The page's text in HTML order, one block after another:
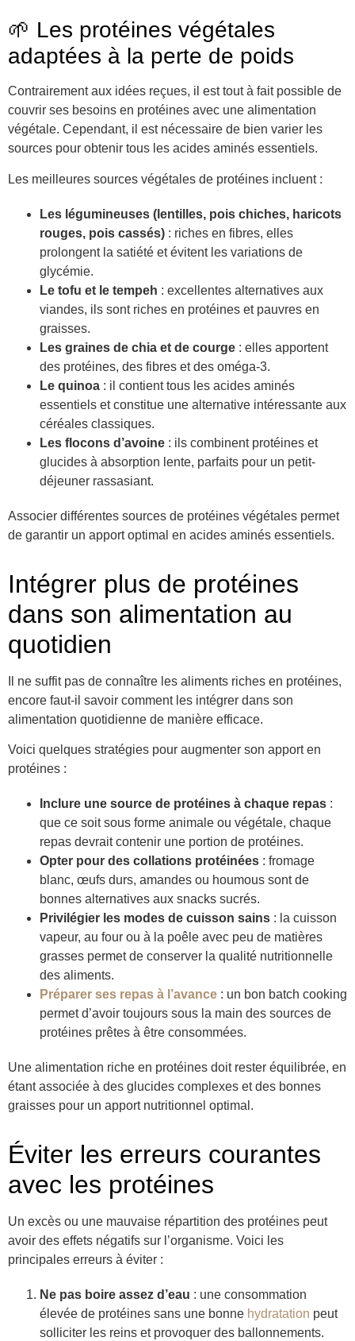
🌱 Les protéines végétales
adaptées à la perte de poids
Contrairement aux idées reçues, il est tout à fait possible de
couvrir ses besoins en protéines avec une alimentation
végétale. Cependant, il est nécessaire de bien varier les
sources pour obtenir tous les acides aminés essentiels.
Les meilleures sources végétales de protéines incluent :
Les légumineuses (lentilles, pois chiches, haricots
rouges, pois cassés) : riches en fibres, elles
prolongent la satiété et évitent les variations de
glycémie.
Le tofu et le tempeh : excellentes alternatives aux
viandes, ils sont riches en protéines et pauvres en
graisses.
Les graines de chia et de courge : elles apportent
des protéines, des fibres et des oméga-3.
Le quinoa : il contient tous les acides aminés
essentiels et constitue une alternative intéressante aux
céréales classiques.
Les flocons d’avoine : ils combinent protéines et
glucides à absorption lente, parfaits pour un petit-
déjeuner rassasiant.
Associer différentes sources de protéines végétales permet
de garantir un apport optimal en acides aminés essentiels.
Intégrer plus de protéines
dans son alimentation au
quotidien
Il ne suffit pas de connaître les aliments riches en protéines,
encore faut-il savoir comment les intégrer dans son
alimentation quotidienne de manière efficace.
Voici quelques stratégies pour augmenter son apport en
protéines :
Inclure une source de protéines à chaque repas :
que ce soit sous forme animale ou végétale, chaque
repas devrait contenir une portion de protéines.
Opter pour des collations protéinées : fromage
blanc, œufs durs, amandes ou houmous sont de
bonnes alternatives aux snacks sucrés.
Privilégier les modes de cuisson sains : la cuisson
vapeur, au four ou à la poêle avec peu de matières
grasses permet de conserver la qualité nutritionnelle
des aliments.
Préparer ses repas à l’avance : un bon batch cooking
permet d’avoir toujours sous la main des sources de
protéines prêtes à être consommées.
Une alimentation riche en protéines doit rester équilibrée, en
étant associée à des glucides complexes et des bonnes
graisses pour un apport nutritionnel optimal.
Éviter les erreurs courantes
avec les protéines
Un excès ou une mauvaise répartition des protéines peut
avoir des effets négatifs sur l’organisme. Voici les
principales erreurs à éviter :
Ne pas boire assez d’eau : une consommation
élevée de protéines sans une bonne hydratation peut
solliciter les reins et provoquer des ballonnements.